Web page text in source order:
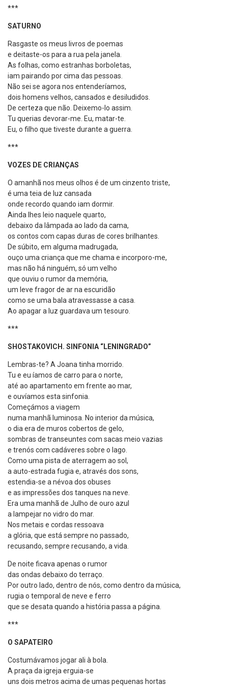
***
SATURNO
Rasgaste os meus livros de poemas
e deitaste-os para a rua pela janela.
As folhas, como estranhas borboletas,
iam pairando por cima das pessoas.
Não sei se agora nos entenderíamos,
dois homens velhos, cansados e desiludidos.
De certeza que não. Deixemo-lo assim.
Tu querias devorar-me. Eu, matar-te.
Eu, o filho que tiveste durante a guerra.
***
VOZES DE CRIANÇAS
O amanhã nos meus olhos é de um cinzento triste,
é uma teia de luz cansada
onde recordo quando iam dormir.
Ainda lhes leio naquele quarto,
debaixo da lâmpada ao lado da cama,
os contos com capas duras de cores brilhantes.
De súbito, em alguma madrugada,
ouço uma criança que me chama e incorporo-me,
mas não há ninguém, só um velho
que ouviu o rumor da memória,
um leve fragor de ar na escuridão
como se uma bala atravessasse a casa.
Ao apagar a luz guardava um tesouro.
***
SHOSTAKOVICH. SINFONIA “LENINGRADO”
Lembras-te? A Joana tinha morrido.
Tu e eu íamos de carro para o norte,
até ao apartamento em frente ao mar,
e ouvíamos esta sinfonia.
Começámos a viagem
numa manhã luminosa. No interior da música,
o dia era de muros cobertos de gelo,
sombras de transeuntes com sacas meio vazias
e trenós com cadáveres sobre o lago.
Como uma pista de aterragem ao sol,
a auto-estrada fugia e, através dos sons,
estendia-se a névoa dos obuses
e as impressões dos tanques na neve.
Era uma manhã de Julho de ouro azul
a lampejar no vidro do mar.
Nos metais e cordas ressoava
a glória, que está sempre no passado,
recusando, sempre recusando, a vida.
De noite ficava apenas o rumor
das ondas debaixo do terraço.
Por outro lado, dentro de nós, como dentro da música,
rugia o temporal de neve e ferro
que se desata quando a história passa a página.
***
O SAPATEIRO
Costumávamos jogar ali à bola.
A praça da igreja erguia-se
uns dois metros acima de umas pequenas hortas